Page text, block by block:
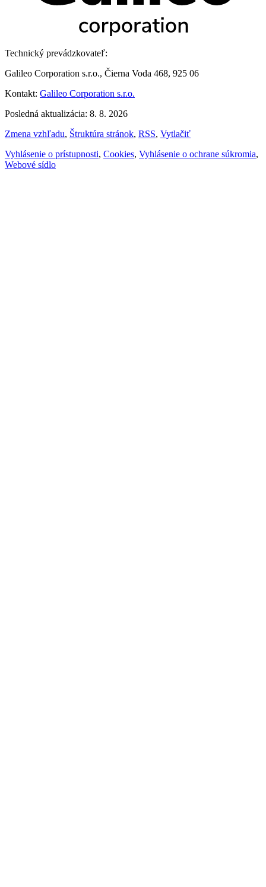
Technický prevádzkovateľ:
Galileo Corporation s.r.o., Čierna Voda 468, 925 06
Kontakt: Galileo Corporation s.r.o.
Posledná aktualizácia: 8. 8. 2026
Zmena vzhľadu, Štruktúra stránok, RSS, Vytlačiť
Vyhlásenie o prístupnosti, Cookies, Vyhlásenie o ochrane súkromia,
Webové sídlo